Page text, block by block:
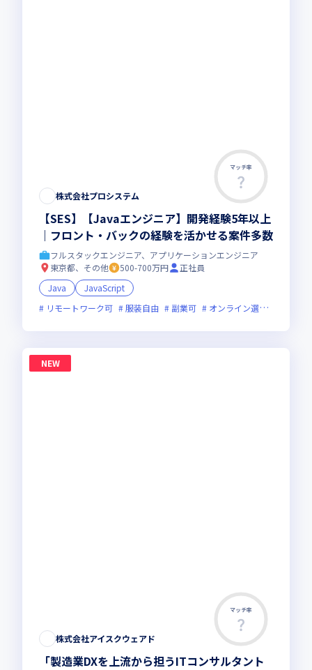
マッチ率
株式会社プロシステム
【SES】【Javaエンジニア】開発経験5年以上
｜フロント・バックの経験を活かせる案件多数
フルスタックエンジニア、アプリケーションエンジニア
東京都、その他
500-700万円
正社員
Java
JavaScript
リモートワーク可
服装自由 副業可 オンライン選考可
NEW
マッチ率
株式会社アイスクウェアド
「製造業DXを上流から担うITコンサルタント